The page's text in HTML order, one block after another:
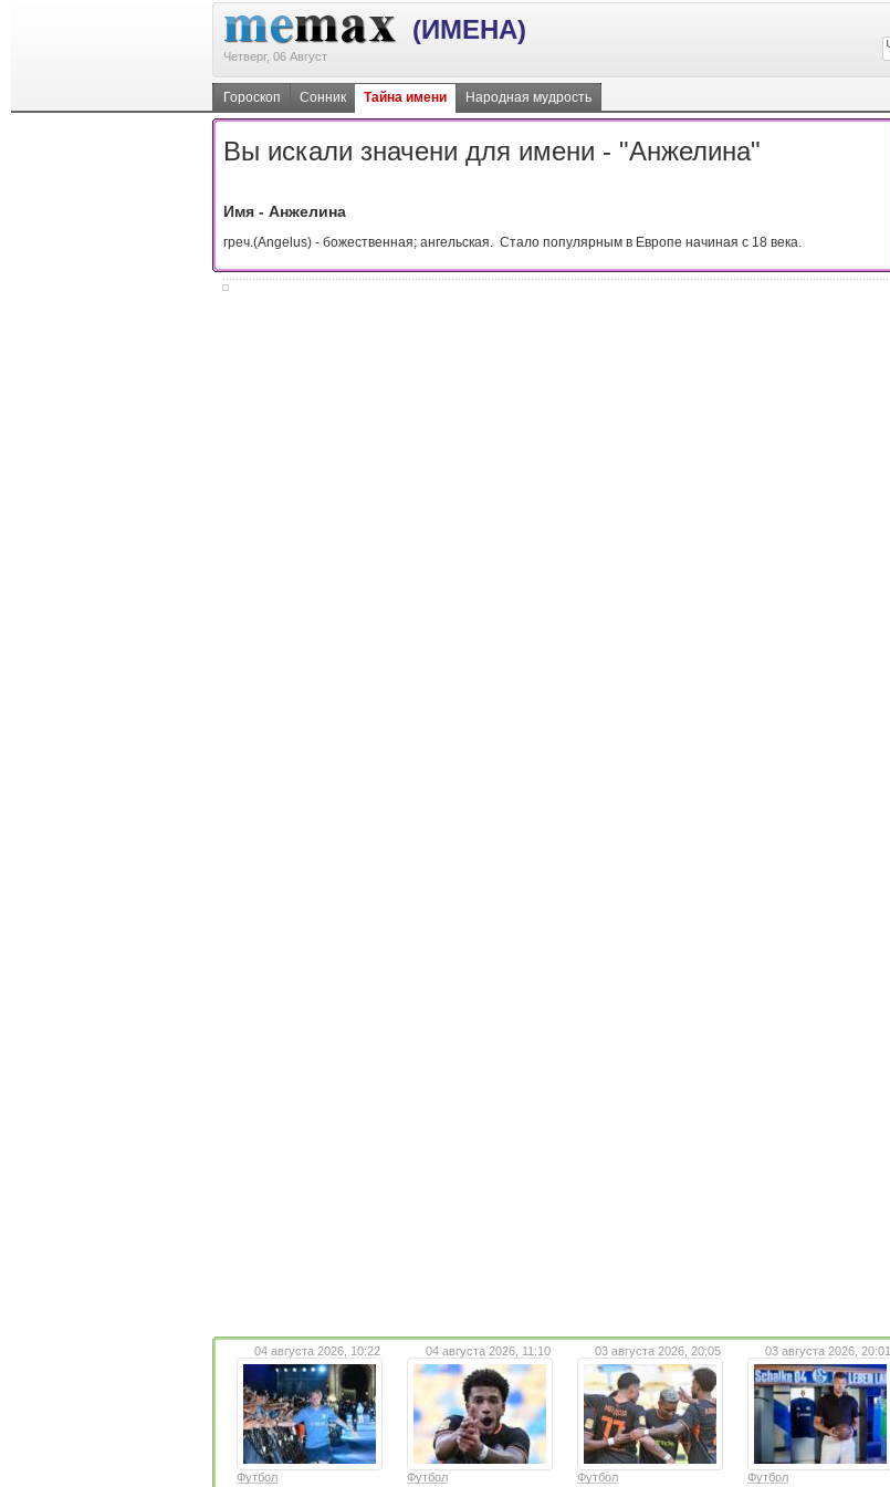
(ИМЕНА)
Четверг, 06 Август
Гороскоп Сонник Тайна имени Народная мудрость
Вы искали значени для имени - "Анжелина"
Имя - Анжелина
греч.(Angelus) - божественная; ангельская. Стало популярным в Европе начиная с 18 века.
04 августа 2026, 10:22
Футбол
04 августа 2026, 11:10
Футбол
03 августа 2026, 20:05
Футбол
03 августа 2026, 20:01
Футбол